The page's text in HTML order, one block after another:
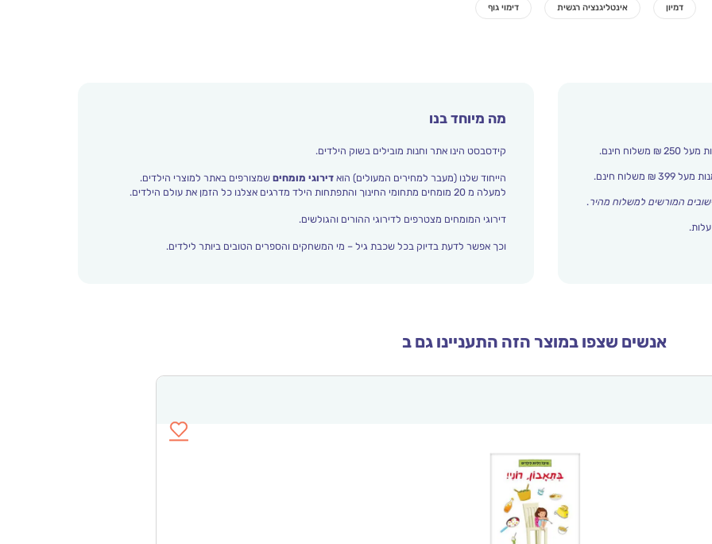
המורשים למשלוח מהיר.
מה מיוחד בנו
קידסבסט הינו אתר וחנות מובילים בשוק הילדים.
הייחוד שלנו (מעבר למחירים המעולים) הוא דירוגי מומחיםשמצורפים באתר למוצרי הילדים.
למעלה מ 20 מומחים מתחומי החינוך והתפתחות הילד מדרגים אצלנו כל הזמן את עולם הילדים.
דירוגי המומחים מצטרפים לדירוגי ההורים והגולשים.
וכך אפשר לדעת בדיוק בכל שכבת גיל – מי המשחקים והספרים הטובים ביותר לילדים.
אנשים שצפו במוצר הזה התעניינו גם ב